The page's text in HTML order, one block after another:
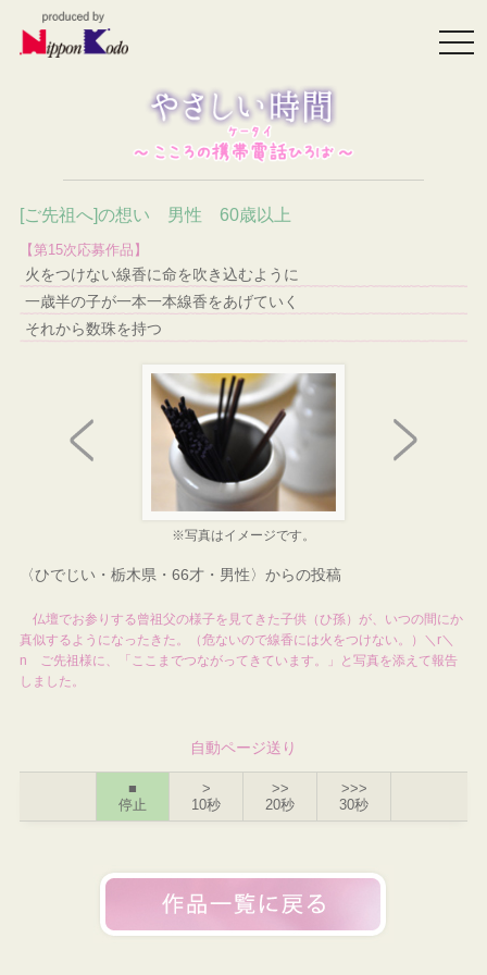
[ご先祖へ]の想い 男性 60歳以上
【第15次応募作品】
火をつけない線香に命を吹き込むように
一歳半の子が一本一本線香をあげていく
それから数珠を持つ
※写真はイメージです。
〈ひでじい・栃木県・66才・男性〉からの投稿
仏壇でお参りする曾祖父の様子を見てきた子供（ひ孫）が、いつの間にか
真似するようになったきた。（危ないので線香には火をつけない。）＼r＼
n ご先祖様に、「ここまでつながってきています。」と写真を添えて報告
しました。
自動ページ送り
■
停止
>
10秒
>>
20秒
>>>
30秒